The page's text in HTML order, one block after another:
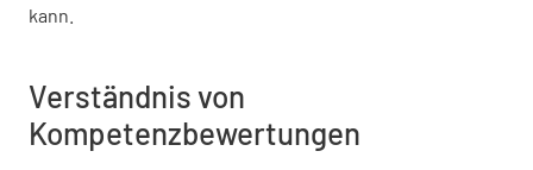
kann.
Verständnis von
Kompetenzbewertungen